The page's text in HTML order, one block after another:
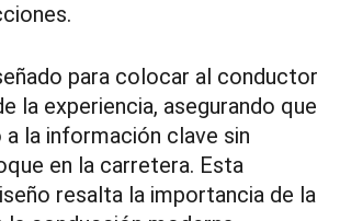
para colocar al conductor
la experiencia, asegurando que
la información clave sin
en la carretera. Esta
resalta la importancia de la